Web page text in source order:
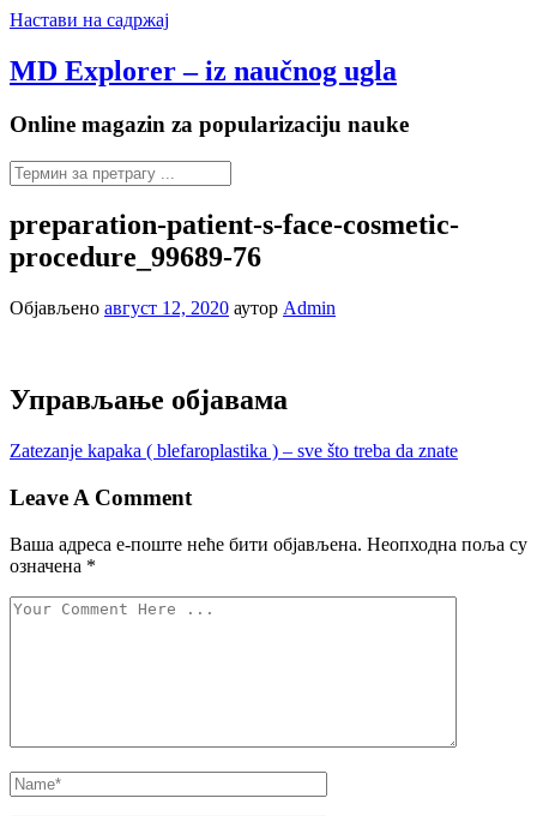
Настави на садржај
MD Explorer – iz naučnog ugla
Online magazin za popularizaciju nauke
preparation-patient-s-face-cosmetic-
procedure_99689-76
Објављено август 12, 2020 аутор Admin
Управљање објавама
Zatezanje kapaka ( blefaroplastika ) – sve što treba da znate
Leave A Comment
Ваша адреса е-поште неће бити објављена. Неопходна поља су
означена *